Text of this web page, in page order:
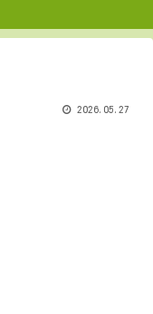
2026.05.27